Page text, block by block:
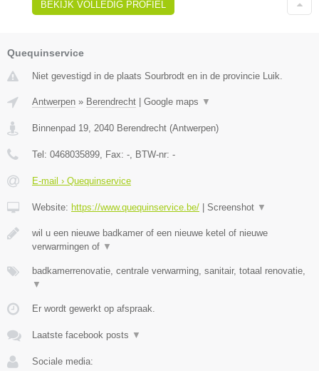
BEKIJK VOLLEDIG PROFIEL
Quequinservice
Niet gevestigd in de plaats Sourbrodt en in de provincie Luik.
Antwerpen » Berendrecht Google maps ▼
Binnenpad 19, 2040 Berendrecht (Antwerpen)
Tel: 0468035899, Fax: -, BTW-nr: -
E-mail › Quequinservice
Website: https://www.quequinservice.be/ Screenshot ▼
wil u een nieuwe badkamer of een nieuwe ketel of nieuwe
verwarmingen of ▼
badkamerrenovatie, centrale verwarming, sanitair, totaal renovatie,
▼
Er wordt gewerkt op afspraak.
Laatste facebook posts ▼
Sociale media: